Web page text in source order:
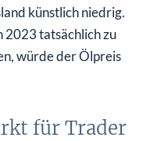
künstlich niedrig.
tatsächlich zu
würde der Ölpreis
für Trader